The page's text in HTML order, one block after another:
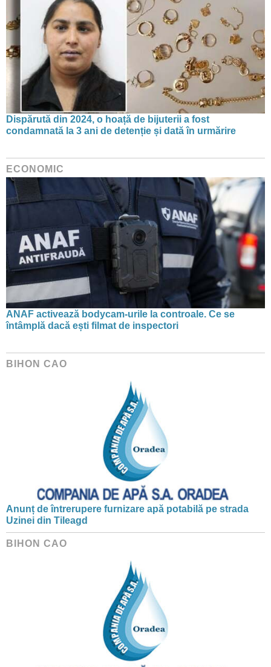
Dispărută din 2024, o hoață de bijuterii a fost
condamnată la 3 ani de detenție și dată în urmărire
ECONOMIC
ANAF activează bodycam-urile la controale. Ce se
întâmplă dacă ești filmat de inspectori
BIHON CAO
Anunț de întrerupere furnizare apă potabilă pe strada
Uzinei din Tileagd
BIHON CAO